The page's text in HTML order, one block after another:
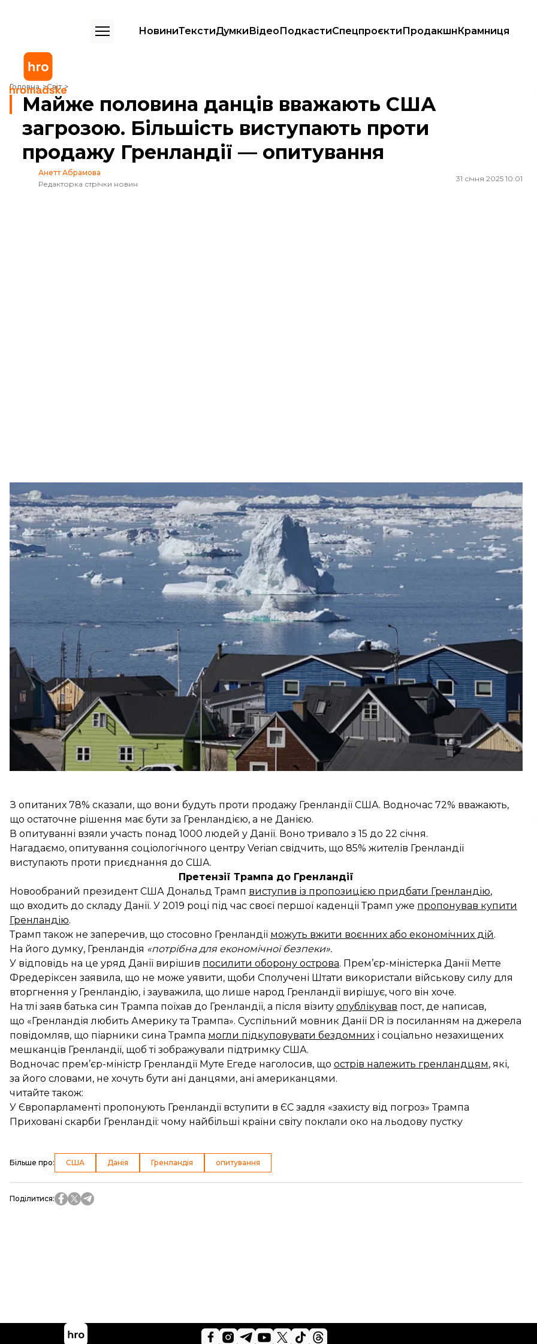
НовиниТекстиДумкиВідеоПодкастиСпецпроєктиПродакшнКрамниця
Головна Світ
Майже половина данців вважають США загрозою. Більшість виступають проти продажу Гренландії — опитування
Майже половина данців вважають США
загрозою. Більшість виступають проти
продажу Гренландії — опитування
Анетт Абрамова
Редакторка стрічки новин
31 січня 2025 10:01
Айсберги дрейфують у затоці Діско 15 липня 2024 року в Ілуліссаті, Гренландія
Sean Gallup / Getty Images
46% опитаних данців вважають США загрозою для їхньої країни. Також чимало громадян виступають
проти контролю Вашингтона над Гренландією.
Про це йдеться в дослідженні YouGov, якеотрималагазета Guardian.
Так, 46% опитаних вважають Сполучені Штати або «дуже великою загрозою», або «досить великою
загрозою» для Данії.
Це більше, ніж кількість тих, хто вважає Північну Корею чи Іран загрозою, — 44% і 40% відповідно.
Водночас оцінки щодо росії залишаються значно вищими: 86% респондентів заявили, що москва є
загрозою.
З опитаних 78% сказали, що вони будуть проти продажу Гренландії США. Водночас 72% вважають,
що остаточне рішення має бути за Гренландією, а не Данією.
В опитуванні взяли участь понад 1000 людей у ​​Данії. Воно тривало з 15 до 22 січня.
Нагадаємо, опитування соціологічного центру Verian свідчить, що 85% жителів Гренландії
виступають проти приєднання до США.
Претензії Трампа до Гренландії
Новообраний президент США Дональд Трамп виступив із пропозицією придбати Гренландію,
що входить до складу Данії. У 2019 році під час своєї першої каденції Трамп уже пропонував купити
Гренландію.
Трамп також не заперечив, що стосовно Гренландії можуть вжити воєнних або економічних дій.
На його думку, Гренландія «потрібна для економічної безпеки».
У відповідь на це уряд Данії вирішив посилити оборону острова. Прем’єр-міністерка Данії Метте
Фредеріксен заявила, що не може уявити, щоби Сполучені Штати використали військову силу для
вторгнення у Гренландію, і зауважила, що лише народ Гренландії вирішує, чого він хоче.
На тлі заяв батька син Трампа поїхав до Гренландії, а після візиту опублікував пост, де написав,
що «Гренландія любить Америку та Трампа». Суспільний мовник Данії DR із посиланням на джерела
повідомляв, що піарники сина Трампа могли підкуповувати бездомних і соціально незахищених
мешканців Гренландії, щоб ті зображували підтримку США.
Водночас прем’єр-міністр Гренландії Муте Егеде наголосив, що острів належить гренландцям, які,
за його словами, не хочуть бути ані данцями, ані американцями.
читайте також:
У Європарламенті пропонують Гренландії вступити в ЄС задля «захисту від погроз» Трампа
Приховані скарби Гренландії: чому найбільші країни світу поклали око на льодову пустку
Більше про: США Данія Гренландія опитування
Поділитися: